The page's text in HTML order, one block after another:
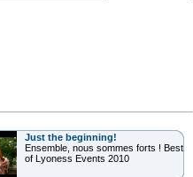
Just the beginning!
Ensemble, nous sommes forts ! Best
of Lyoness Events 2010